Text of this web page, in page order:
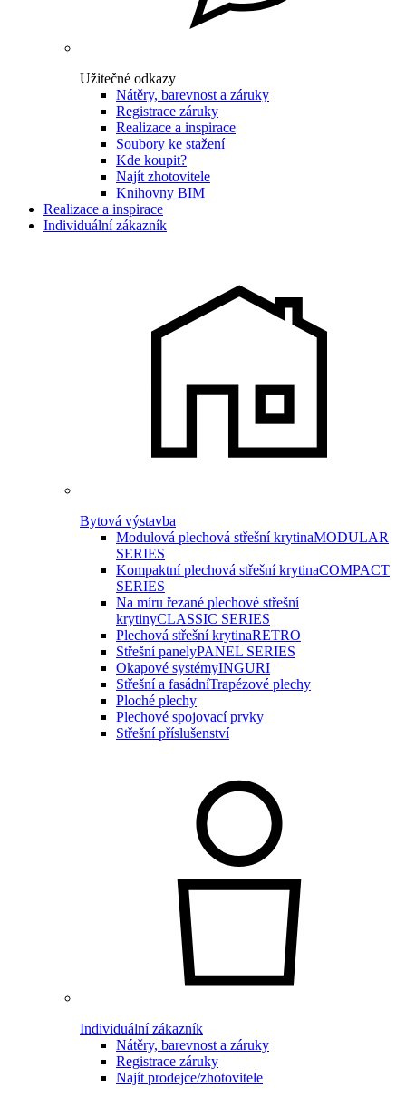
Užitečné odkazy
Nátěry, barevnost a záruky
Registrace záruky
Realizace a inspirace
Soubory ke stažení
Kde koupit?
Najít zhotovitele
Knihovny BIM
Realizace a inspirace
Individuální zákazník
Bytová výstavba
Modulová plechová střešní krytinaMODULAR
SERIES
Kompaktní plechová střešní krytinaCOMPACT
SERIES
Na míru řezané plechové střešní
krytinyCLASSIC SERIES
Plechová střešní krytinaRETRO
Střešní panelyPANEL SERIES
Okapové systémyINGURI
Střešní a fasádníTrapézové plechy
Ploché plechy
Plechové spojovací prvky
Střešní příslušenství
Individuální zákazník
Nátěry, barevnost a záruky
Registrace záruky
Najít prodejce/zhotovitele